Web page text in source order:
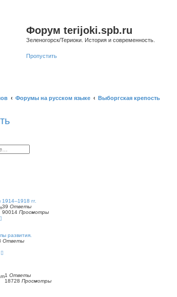
Форум terijoki.spb.ru
Зеленогорск/Териоки. История и современность.
Пропустить
Форумы на русском языке Выборгская крепость
1918 гг.
39 Ответы
90014 Просмотры
развития.
Ответы
1 Ответы
18728 Просмотры